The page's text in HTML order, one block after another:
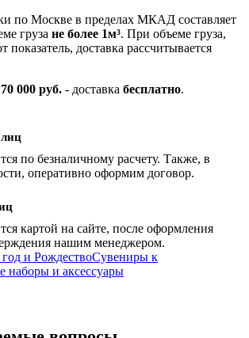
по Москве в пределах МКАД составляет
груза не более 1м³. При объеме груза,
доставка рассчитывается
70 000 руб. - доставка бесплатно.
по безналичному расчету. Также, в
оперативно оформим договор.
картой на сайте, после оформления
нашим менеджером.
и РождествоСувениры к
наборы и аксессуары